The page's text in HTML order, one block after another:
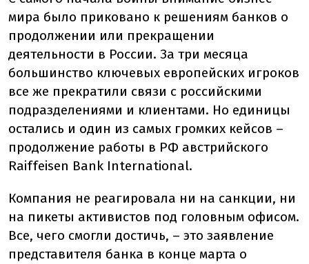
мира было приковано к решениям банков о
продолжении или прекращении
деятельности в России. За три месяца
большинство ключевых европейских игроков
все же прекратили связи с российскими
подразделениями и клиентами. Но единицы
остались и один из самых громких кейсов –
продолжение работы в РФ австрийского
Raiffeisen Bank International.
Компания не реагировала ни на санкции, ни
на пикеты активистов под головным офисом.
Все, чего смогли достичь, – это заявление
представителя банка в конце марта о